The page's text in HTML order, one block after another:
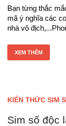
Bạn từng thắc
mã ý nghĩa các
nhà vô
XEM THÊM
KIẾN THỨC SIM
Sim số độc